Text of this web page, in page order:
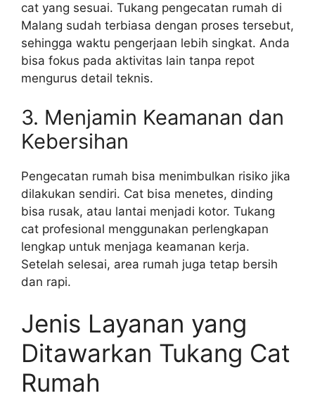
cat yang sesuai. Tukang pengecatan rumah di
Malang sudah terbiasa dengan proses tersebut,
sehingga waktu pengerjaan lebih singkat. Anda
bisa fokus pada aktivitas lain tanpa repot
mengurus detail teknis.
3. Menjamin Keamanan dan
Kebersihan
Pengecatan rumah bisa menimbulkan risiko jika
dilakukan sendiri. Cat bisa menetes, dinding
bisa rusak, atau lantai menjadi kotor. Tukang
cat profesional menggunakan perlengkapan
lengkap untuk menjaga keamanan kerja.
Setelah selesai, area rumah juga tetap bersih
dan rapi.
Jenis Layanan yang
Ditawarkan Tukang Cat
Rumah